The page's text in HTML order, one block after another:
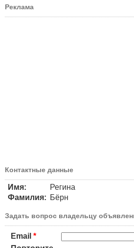
Реклама
Контактные данные
Имя:
Регина
Фамилия: Бёрн
Задать вопрос владельцу
Email *